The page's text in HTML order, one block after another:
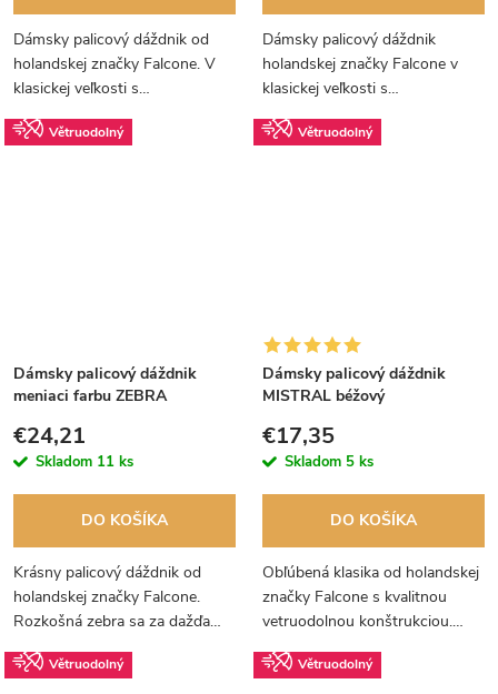
Dámsky palicový dáždnik od
holandskej značky Falcone. V
klasickej veľkosti s
vetruodolnou konštrukciou.
Dámsky palicový dáždnik
holandskej značky Falcone v
klasickej veľkosti s
vetruodolnou konštrukciou.
Větruodolný
Dámsky palicový dáždnik
meniaci farbu ZEBRA
€24,21
Skladom 11 ks
DO KOŠÍKA
Krásny palicový dáždnik od
holandskej značky Falcone.
Rozkošná zebra sa za dažďa
farbami.
Větruodolný
Dámsky palicový dáždnik
MISTRAL béžový
€17,35
Skladom 5 ks
DO KOŠÍKA
Obľúbená klasika od holandskej
značky Falcone s kvalitnou
vetruodolnou konštrukciou.
dávajú tomuto dáždniku
Větruodolný Větruodolný